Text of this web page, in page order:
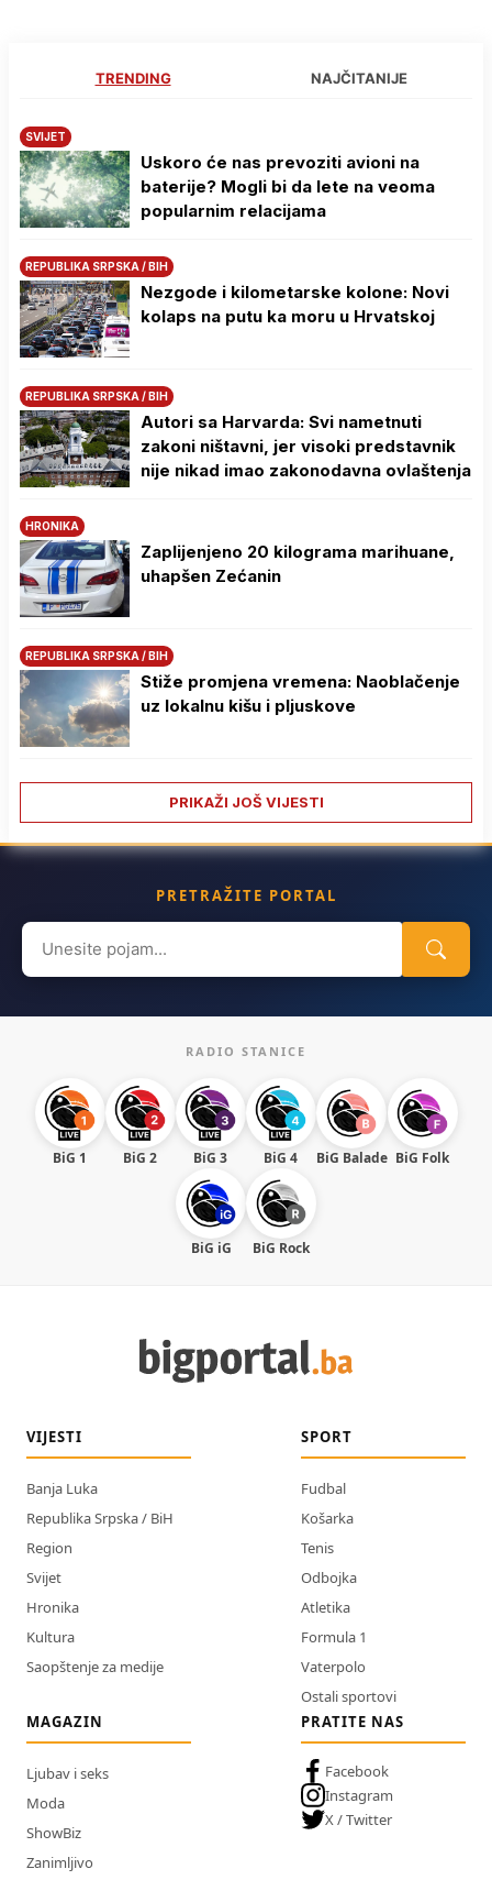
TRENDING NAJČITANIJE
SVIJET
Uskoro će nas prevoziti avioni na
baterije? Mogli bi da lete na veoma
popularnim relacijama
REPUBLIKA SRPSKA / BIH
Nezgode i kilometarske kolone: Novi
kolaps na putu ka moru u Hrvatskoj
REPUBLIKA SRPSKA / BIH
Autori sa Harvarda: Svi nametnuti
zakoni ništavni, jer visoki predstavnik
nije nikad imao zakonodavna ovlaštenja
HRONIKA
Zaplijenjeno 20 kilograma marihuane,
uhapšen Zećanin
REPUBLIKA SRPSKA / BIH
Stiže promjena vremena: Naoblačenje
uz lokalnu kišu i pljuskove
PRIKAŽI JOŠ VIJESTI
PRETRAŽITE PORTAL
Search
for:
RADIO STANICE
BiG 1 BiG 2 BiG 3 BiG 4 BiG Balade BiG Folk
BiG iG BiG Rock
VIJESTI
Banja Luka
Republika Srpska / BiH
Region
Svijet
Hronika
Kultura
Saopštenje za medije
SPORT
Fudbal
Košarka
Tenis
Odbojka
Atletika
Formula 1
Vaterpolo
Ostali sportovi
MAGAZIN
Ljubav i seks
Moda
ShowBiz
Zanimljivo
PRATITE NAS
Facebook
Instagram
X / Twitter